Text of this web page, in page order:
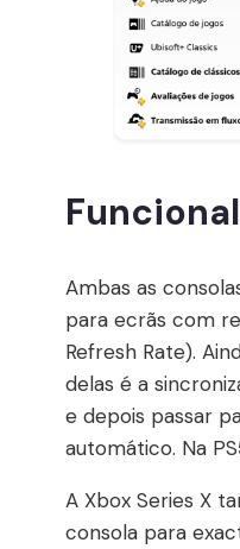
Ambas as
para ecrãs com
Refresh Rate).
delas é a
e depois passar
automático. Na
A Xbox Series X
consola para